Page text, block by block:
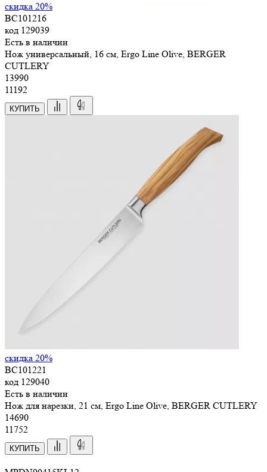
скидка 20%
BC101216
код 129039
Есть в наличии
Нож универсальный, 16 см, Ergo Line Olive, BERGER
CUTLERY
13990
11192
КУПИТЬ
скидка 20%
BC101221
код 129040
Есть в наличии
Нож для нарезки, 21 см, Ergo Line Olive, BERGER CUTLERY
14690
11752
КУПИТЬ